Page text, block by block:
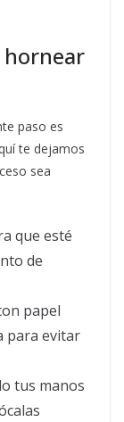
hornear
paso es
te dejamos
sea
que esté
de
papel
para evitar
tus manos